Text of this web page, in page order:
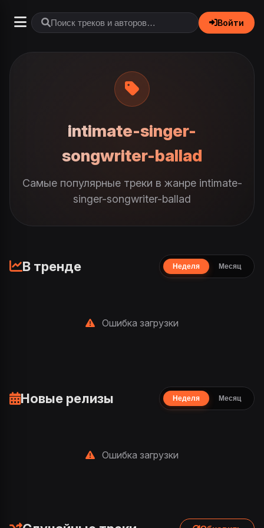
Войти
intimate-singer-
songwriter-ballad
Самые популярные треки в жанре intimate-
singer-songwriter-ballad
В тренде Неделя Месяц
Ошибка загрузки
Новые релизы Неделя Месяц
Ошибка загрузки